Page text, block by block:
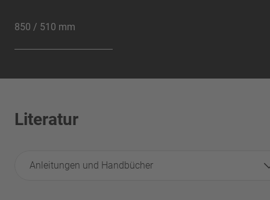
850 / 510 mm
Literatur
Anleitungen und Handbücher